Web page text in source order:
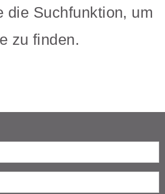
die Suchfunktion, um
zu finden.